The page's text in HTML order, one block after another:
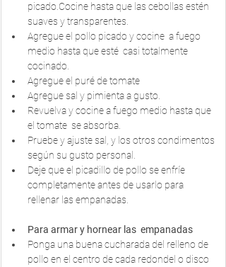
picado.Cocine hasta que las cebollas estén
suaves y transparentes.
Agregue el pollo picado y cocine  a fuego
medio hasta que esté  casi totalmente
cocinado.
Agregue el puré de tomate
Agregue sal y pimienta a gusto.
Revuelva y cocine a fuego medio hasta que
el tomate  se absorba.
Pruebe y ajuste sal, y los otros condimentos
según su gusto personal.
Deje que el picadillo de pollo se enfríe
completamente antes de usarlo para
rellenar las empanadas.
Para armar y hornear las  empanadas
Ponga una buena cucharada del relleno de
pollo en el centro de cada redondel o disco